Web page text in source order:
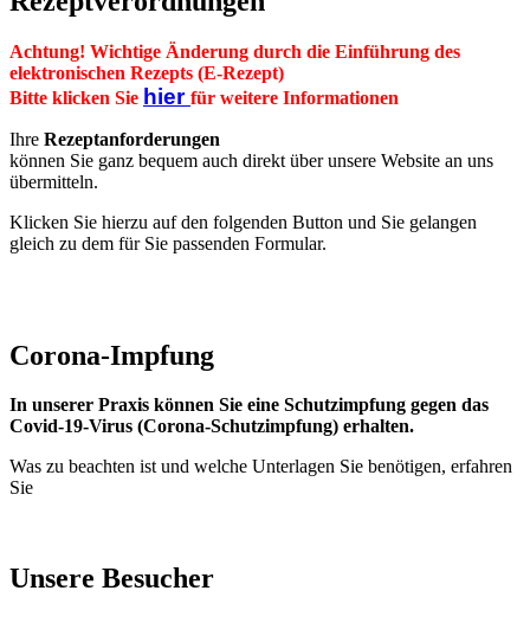
Achtung! Wichtige Änderung durch die Einführung des
elektronischen Rezepts (E-Rezept)
Bitte klicken Sie hier für weitere Informationen
Ihre Rezeptanforderungen
können Sie ganz bequem auch direkt über unsere Website an uns
übermitteln.
Klicken Sie hierzu auf den folgenden Button und Sie gelangen
gleich zu dem für Sie passenden Formular.
Corona-Impfung
In unserer Praxis können Sie eine Schutzimpfung gegen das
Covid-19-Virus (Corona-Schutzimpfung) erhalten.
Was zu beachten ist und welche Unterlagen Sie benötigen, erfahren
Sie
Unsere Besucher